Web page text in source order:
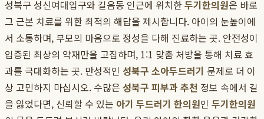
성북구 성신여대입구와 길음동 인근에 위치한두기한의원은 바로
그 근본 치료를 위한 최적의 해답을 제시합니다. 아이의 눈높이에
서 소통하며, 부모의 마음으로 정성을 다해 진료하는 곳. 안전성이
입증된 최상의 약재만을 고집하며, 1:1 맞춤 처방을 통해 치료 효
과를 극대화하는 곳. 만성적인 성북구 소아두드러기 문제로 더 이
상 고민하지 마십시오. 수많은 성북구 피부과 추천 정보 속에서 길
을 잃었다면, 신뢰할 수 있는 아기 두드러기 한의원인 두기한의원